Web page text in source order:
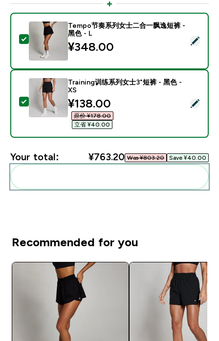
Select this product - Tempo节奏系列女士二合一飘逸
Tempo节奏系列女士二合一飘逸短裤 -
黑色 - L
¥348.00‎
Select this product - Training训练系列女士3"短裤 - 黑
Training训练系列女士3"短裤 - 黑色 -
XS
discounted price
¥138.00‎
原价 ¥178.00‎
立省 ¥40.00‎
Your total: ¥763.20‎ Was ¥803.20‎ Save ¥40.00‎
Recommended for you